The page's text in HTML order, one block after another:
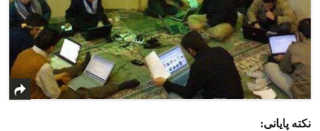
نکته پایانی: